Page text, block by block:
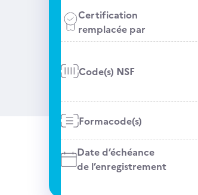
Certification
remplacée par
Code(s) NSF
Formacode(s)
Date d’échéance
de l’enregistrement